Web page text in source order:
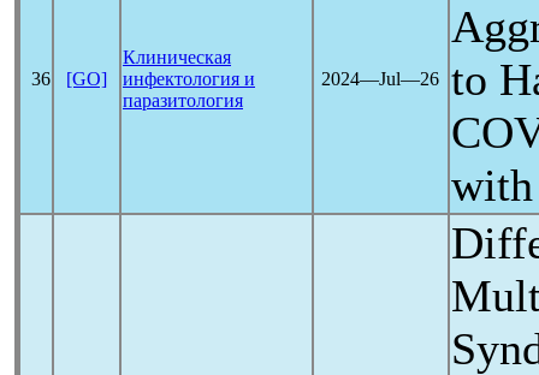
36 [GO]
Клиническая
инфектология и
паразитология
2024―Jul―26 to